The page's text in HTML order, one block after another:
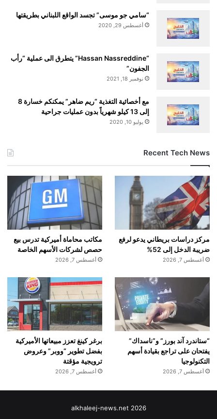
“سامي جو موسى” تجسد الواقع اللبناني بطريقتها
أغسطس 29, 2020
“Hassan Nassreddine” يتطرق الى عملية “رأب
الجفون”
نوفمبر 18, 2021
مع أخصائية التغذية “ريم ضاهر” يمكنكم خسارة 8
إلى 13 كيلو شهرياً بدون عمليات جراحية
يوليو 10, 2020
Recent Tech News
مركز دراسات بريطاني يدعو لرفع
ضريبة الدخل إلى 52%
أغسطس 7, 2026
مكاتب محاماة أميركية تدرس بيع
حصص لشركات الأسهم الخاصة
أغسطس 7, 2026
“ستاندرد آند بورز” و”ناسداك”
يفتحان على تراجع بقيادة أسهم
التكنولوجيا
أغسطس 7, 2026
برغر كينغ تعزز مبيعاتها الأميركية
بفضل تطوير “ووبر” وعروض
ترويجية مؤقتة
أغسطس 7, 2026
alkhaleej-news.net 2026